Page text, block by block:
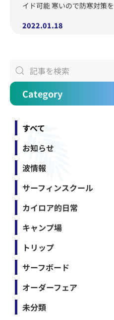
イド可能 寒いので防寒対策を
2022.01.18
Category
すべて
お知らせ
波情報
サーフィンスクール
カイロア的日常
キャンプ場
トリップ
サーフボード
オーダーフェア
未分類